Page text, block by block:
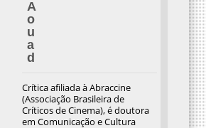
A
o
u
a
d
Crítica afiliada à Abraccine
(Associação Brasileira de
Críticos de Cinema), é doutora
em Comunicação e Cultura